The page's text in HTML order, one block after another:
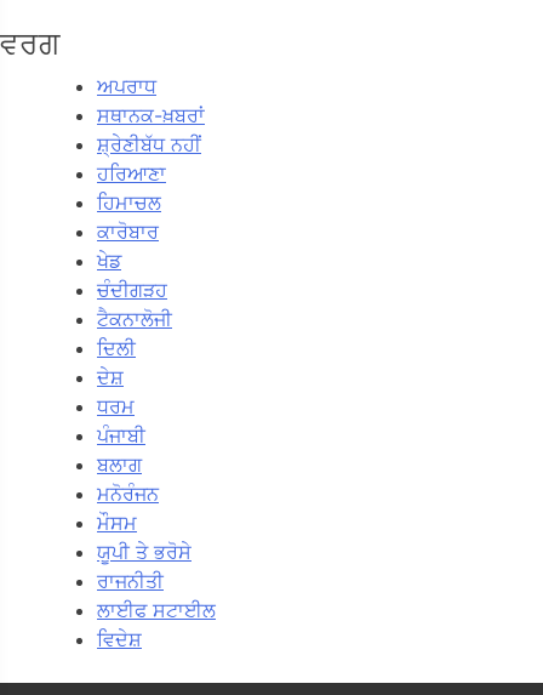
ਵਰਗ
ਅਪਰਾਧ
ਸਥਾਨਕ-ਖ਼ਬਰਾਂ
ਸ਼੍ਰੇਣੀਬੱਧ ਨਹੀਂ
ਹਰਿਆਣਾ
ਹਿਮਾਚਲ
ਕਾਰੋਬਾਰ
ਖੇਡ
ਚੰਦੀਗੜਹ
ਟੈਕਨਾਲੋਜੀ
ਦਿਲੀ
ਦੇਸ਼
ਧਰਮ
ਪੰਜਾਬੀ
ਬਲਾਗ
ਮਨੋਰੰਜਨ
ਮੌਸਮ
ਯੂਪੀ ਤੇ ਭਰੋਸੇ
ਰਾਜਨੀਤੀ
ਲਾਈਫ ਸਟਾਈਲ
ਵਿਦੇਸ਼